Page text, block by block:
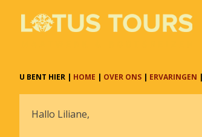
U BENT HIER | HOME | OVER ONS | ERVARINGEN
Hallo Liliane,